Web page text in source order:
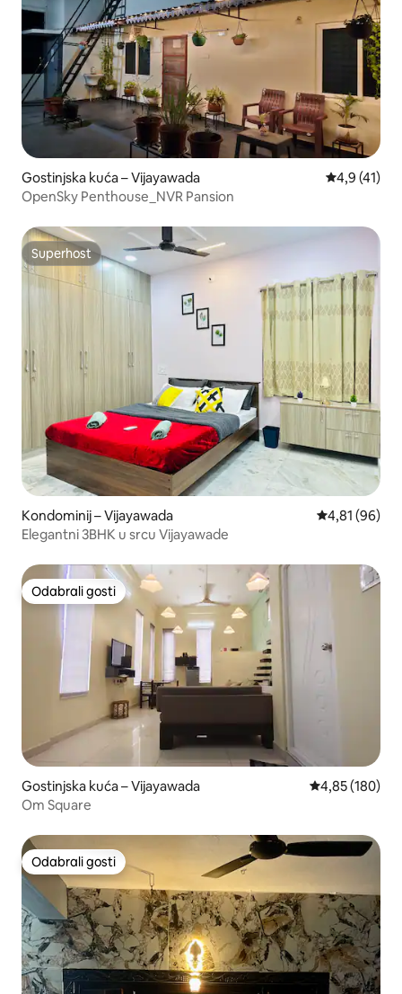
Gostinjska kuća – Vijayawada Prosječna
4,9 (41)
OpenSky Penthouse_NVR Pansion
Superhost
Superhost
Kondominij – Vijayawada Prosječna
4,81 (96)
Elegantni 3BHK u srcu Vijayawade
Odabrali gosti
Odabrali gosti
Gostinjska kuća – Vijayawada Prosječna
4,85 (180)
Om Square
Odabrali gosti
Odabrali gosti